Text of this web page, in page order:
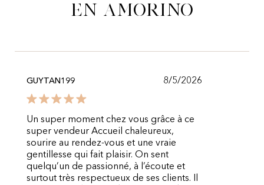
en Amorino
GUYTAN199 8/5/2026
Un super moment chez vous grâce à ce
super vendeur Accueil chaleureux,
sourire au rendez-vous et une vraie
gentillesse qui fait plaisir. On sent
quelqu’un de passionné, à l’écoute et
surtout très respectueux de ses clients. Il